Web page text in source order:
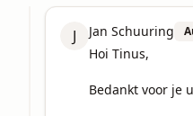
J Jan Schuuring
Hoi Tinus,
Bedankt voor je